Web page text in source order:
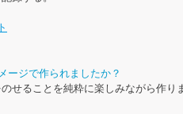
ージで作られましたか？
せることを純粋に楽しみながら作り